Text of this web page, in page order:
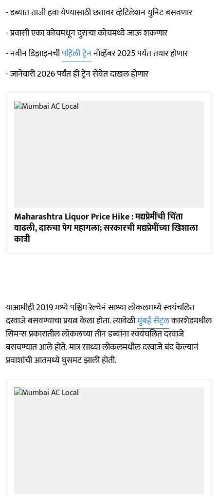
- डब्यात ताजी हवा येण्यासाठी छतावर व्हेटिलेशन युनिट बसवणार
- प्रवासी एका कोचमधून दुसऱ्या कोचमध्ये जाऊ शकणार
- नवीन डिझाइनचीपहिली ट्रेननोव्हेंबर 2025 पर्यंत तयार होणार
- जानेवारी 2026 पर्यंत ही ट्रेन सेवेत दाखल होणार
Maharashtra Liquor Price Hike : मद्यप्रेमींची चिंता
वाढली, दारुचा पेग महागला; सरकारची मद्यप्रेमींच्या खिशाला
कात्री
याआधीही 2019 मध्ये पश्चिम रेल्वेनं साध्या लोकलमध्ये स्वयंचलित
दरवाजे बसवण्याचा प्रयत्न केला होता. त्यावेळीमुंबई सेंट्रलकारशेडमधील
सिमन्स प्रकारातील लोकलच्या तीन डब्यांना स्वयंचलित दरवाजे
बसवण्यात आले होते. मात्र साध्या लोकलमधील दरवाजे बंद केल्यानं
प्रवाशांची आतमध्ये घुसमट झाली होती.